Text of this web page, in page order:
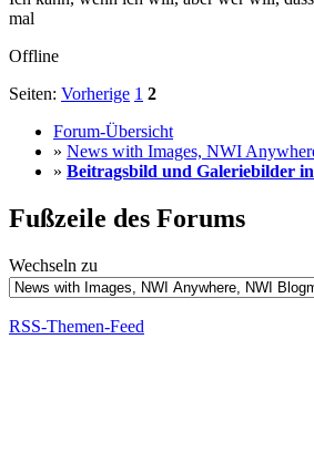
mal
Offline
Seiten: Vorherige 1 2
Forum-Übersicht
» News with Images, NWI
» Beitragsbild und Galeriebilder
Fußzeile des Forums
Wechseln zu
RSS-Themen-Feed